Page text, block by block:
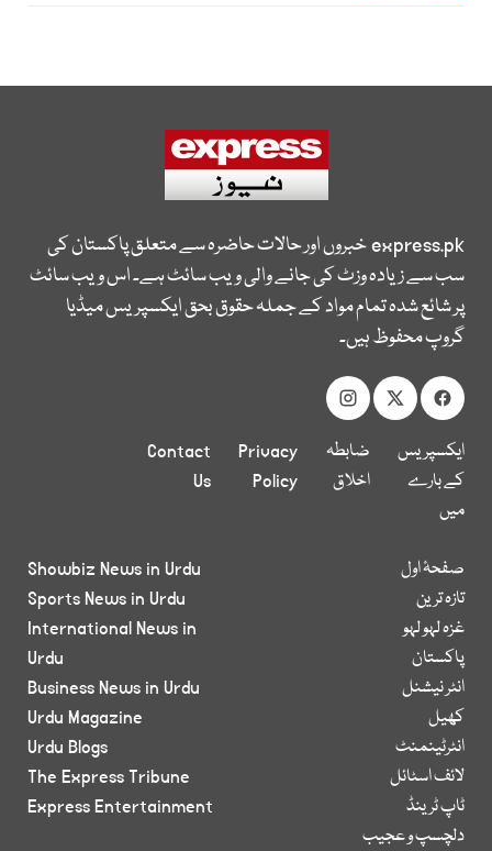
express.pkخبروں اور حالات حاضرہ سے متعلق پاکستان کی
سب سے زیادہ وزٹ کی جانے والی ویب سائٹ ہے۔ اس ویب سائٹ
پر شائع شدہ تمام مواد کے جملہ حقوق بحق ایکسپریس میڈیا
گروپ محفوظ ہیں۔
ایکسپریس
کے بارے
میں
ضابطہ
اخلاق
Privacy
Policy
Contact
Us
صفحۂ اول
تازہ ترین
غزہ لہو لہو
پاکستان
انٹر نیشنل
کھیل
انٹرٹینمنٹ
لائف اسٹائل
ٹاپ ٹرینڈ
دلچسپ و عجیب
Showbiz News in Urdu
Sports News in Urdu
International News in
Urdu
Business News in Urdu
Urdu Magazine
Urdu Blogs
The Express Tribune
Express Entertainment